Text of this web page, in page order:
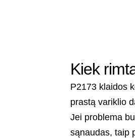
Kiek
P2173 klaidos
prastą variklio
Jei problema
sąnaudas, taip